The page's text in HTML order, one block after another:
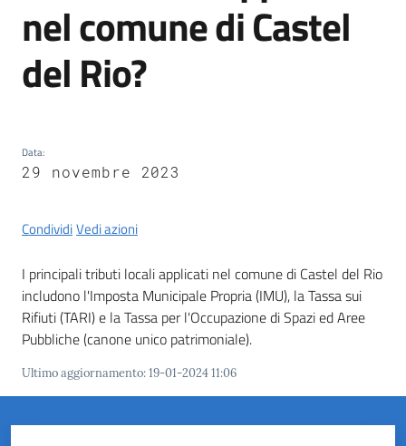
Servizi
Vivere
Castel
on-
line
Tutti
argomenti
nel comune di Castel
del Rio?
Data:
29 novembre 2023
CondividiVedi azioni
I principali tributi locali applicati nel comune di Castel del Rio
includono l'Imposta Municipale Propria (IMU), la Tassa sui
Rifiuti (TARI) e la Tassa per l'Occupazione di Spazi ed Aree
Pubbliche (canone unico patrimoniale).
Ultimo aggiornamento:19-01-2024 11:06